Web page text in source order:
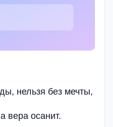
нельзя без мечты,
вера осанит.